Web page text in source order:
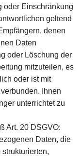
oder Einschränkung
geltend
denen
Daten
oder Löschung der
mitzuteilen, es
oder ist mit
Ihnen
unterrichtet zu
Art. 20 DSGVO:
Daten, die